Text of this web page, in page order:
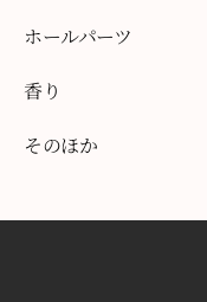
ホールパーツ
香り
そのほか